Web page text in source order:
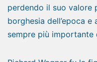
perdendo il suo valore
borghesia dell’epoca e
sempre più importante